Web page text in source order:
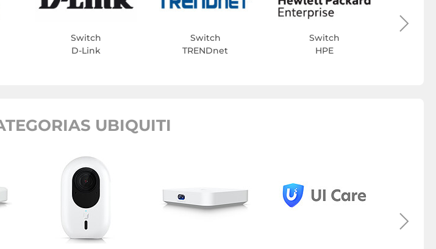
Switch
D-Link
Switch
TRENDnet
Switch
HPE
UBIQUITI